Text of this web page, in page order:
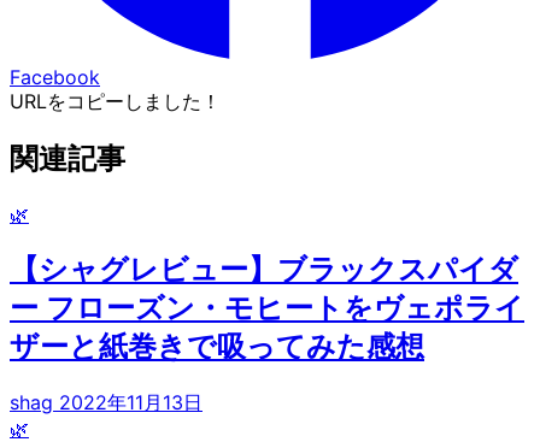
Facebook
URLをコピーしました！
関連記事
🌿
【シャグレビュー】ブラックスパイダ
ー フローズン・モヒートをヴェポライ
ザーと紙巻きで吸ってみた感想
shag 2022年11月13日
🌿